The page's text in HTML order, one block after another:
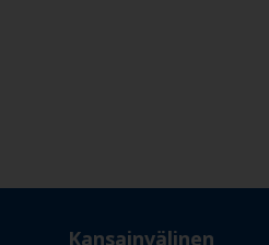
Kansainvälinen